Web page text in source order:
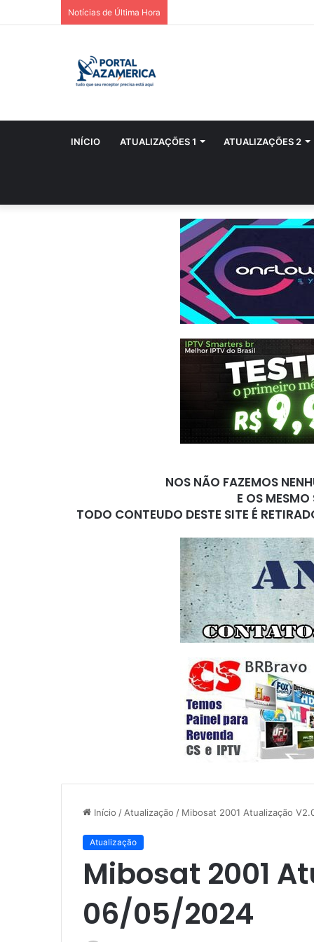
Notícias de Última Hora
INÍCIO ATUALIZAÇÕES 1 ATUALIZAÇÕES 2
NOS NÃO FAZEMOS
E OS
TODO CONTEUDO DESTE SITE É
Início / Atualização / Mibosat 2001 Atualização
Atualização
Mibosat 2001
06/05/2024